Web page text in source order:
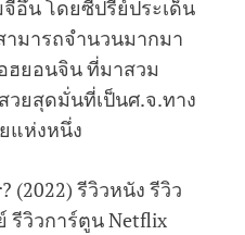
อึน โดยซีปรี่ย์ประเด็น
ามารถจำนวนมากมา
ฮยอนจิน ที่มาสวม
วยสุดมั่นที่เป็นศ.จ.ทาง
แห่งหนึ่ง
(2022) รีวิวหนัง รีวิว
รีวิวการ์ตูน Netflix